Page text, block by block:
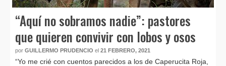
“Aquí no sobramos nadie”: pastores
que quieren convivir con lobos y osos
por GUILLERMO PRUDENCIO el 21 FEBRERO, 2021
“Yo me crié con cuentos parecidos a los de Caperucita Roja,